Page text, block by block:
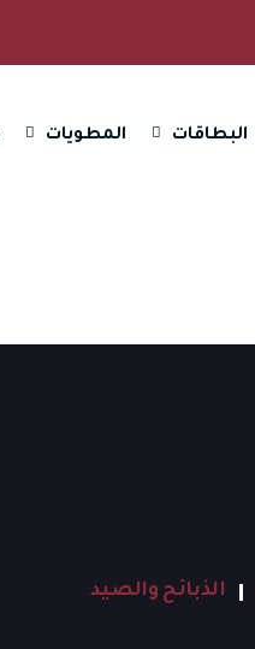
البطاقات المطويات
الذبائح والصيد